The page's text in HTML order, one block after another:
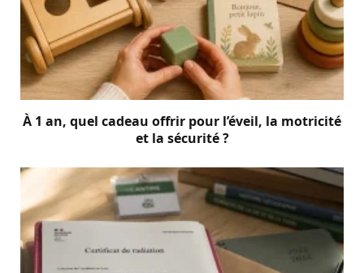
À 1 an, quel cadeau offrir pour l’éveil, la motricité
et la sécurité ?